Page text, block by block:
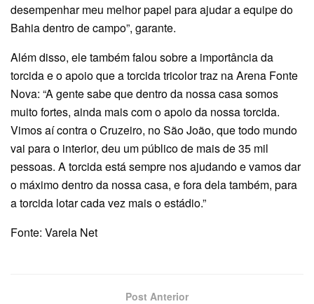
desempenhar meu melhor papel para ajudar a equipe do
Bahia dentro de campo”, garante.
Além disso, ele também falou sobre a importância da
torcida e o apoio que a torcida tricolor traz na Arena Fonte
Nova: “A gente sabe que dentro da nossa casa somos
muito fortes, ainda mais com o apoio da nossa torcida.
Vimos aí contra o Cruzeiro, no São João, que todo mundo
vai para o interior, deu um público de mais de 35 mil
pessoas. A torcida está sempre nos ajudando e vamos dar
o máximo dentro da nossa casa, e fora dela também, para
a torcida lotar cada vez mais o estádio.”
Fonte: Varela Net
Post Anterior